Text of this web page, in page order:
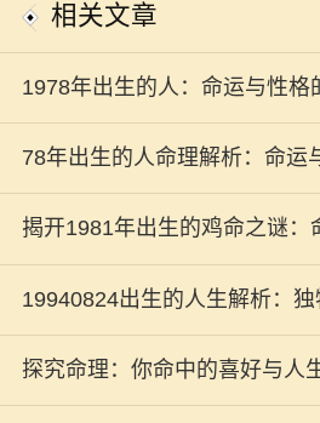
相关文章
1978年出生的人：命运与性格
78年出生的人命理解析：命运
揭开1981年出生的鸡命之谜：
19940824出生的人生解析：
探究命理：你命中的喜好与人